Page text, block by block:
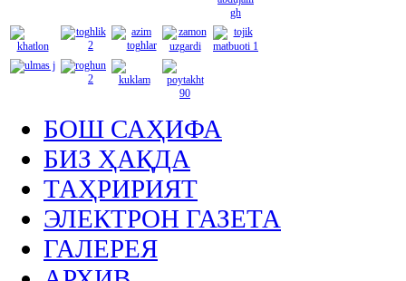
БОШ САҲИФА
БИЗ ҲАҚДА
ТАҲРИРИЯТ
ЭЛЕКТРОН ГАЗЕТА
ГАЛЕРЕЯ